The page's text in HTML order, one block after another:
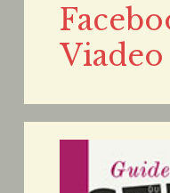
Viadeo